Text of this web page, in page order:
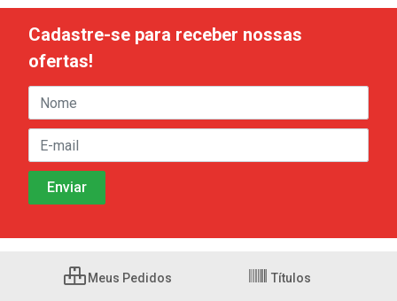
Cadastre-se para receber nossas
ofertas!
Meus Pedidos Títulos